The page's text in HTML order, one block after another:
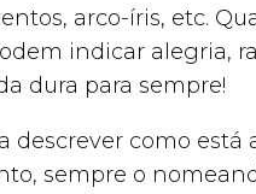
arco-íris, etc.
indicar alegria,
dura para sempre!
descrever como
sempre o